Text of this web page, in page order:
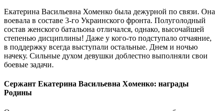
Екатерина Васильевна Хоменко была дежурной по связи. Она
воевала в составе 3-го Украинского фронта. Полуголодный
состав женского батальона отличался, однако, высочайшей
степенью дисциплины! Даже у кого-то подступало отчаяние,
в поддержку всегда выступали остальные. Днем и ночью
начеку. Сильные духом девушки доблестно выполняли свои
боевые задачи.
Сержант Екатерина Васильевна Хоменко: награды
Родины